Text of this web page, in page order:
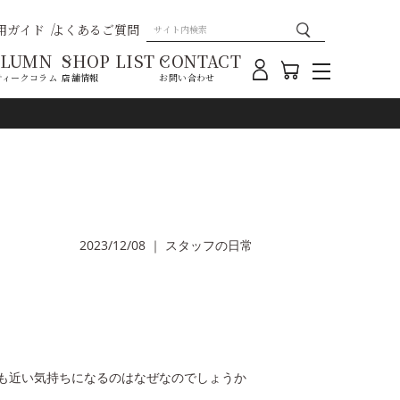
ガイド よくあるご質問
ィークコラム
SHOP LIST
店舗情報
CONTACT
お問い合わせ
2023/12/08 ｜ スタッフの日常
近い気持ちになるのはなぜなのでしょうか